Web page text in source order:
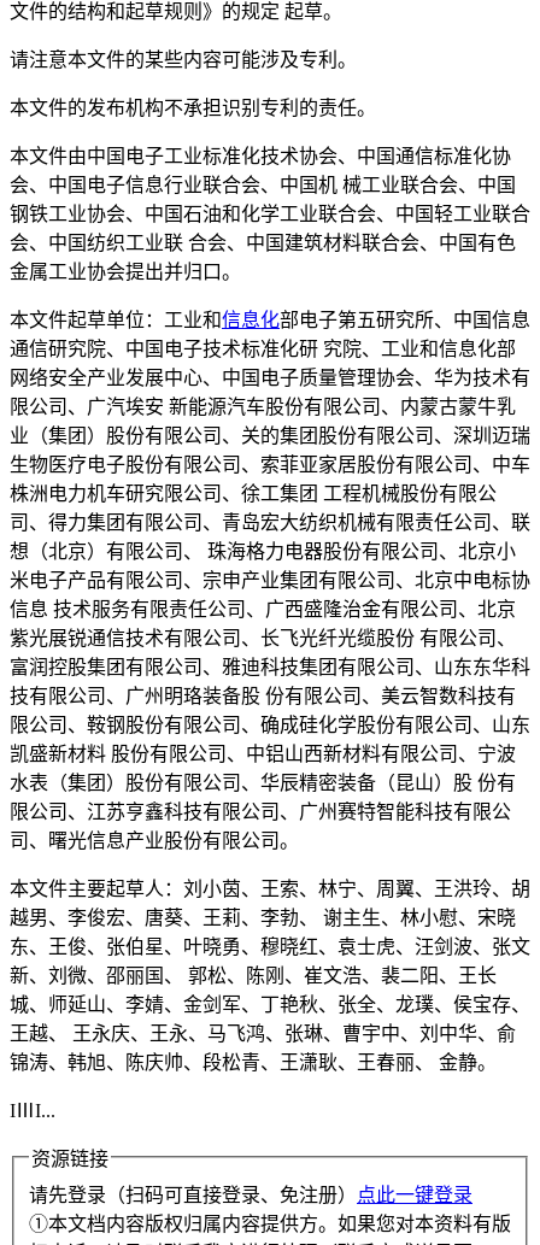
文件的结构和起草规则》的规定 起草。
请注意本文件的某些内容可能涉及专利。
本文件的发布机构不承担识别专利的责任。
本文件由中国电子工业标准化技术协会、中国通信标准化协
会、中国电子信息行业联合会、中国机 械工业联合会、中国
钢铁工业协会、中国石油和化学工业联合会、中国轻工业联合
会、中国纺织工业联 合会、中国建筑材料联合会、中国有色
金属工业协会提出并归口。
本文件起草单位：工业和信息化部电子第五研究所、中国信息
通信研究院、中国电子技术标准化研 究院、工业和信息化部
网络安全产业发展中心、中国电子质量管理协会、华为技术有
限公司、广汽埃安 新能源汽车股份有限公司、内蒙古蒙牛乳
业（集团）股份有限公司、关的集团股份有限公司、深圳迈瑞
生物医疗电子股份有限公司、索菲亚家居股份有限公司、中车
株洲电力机车研究限公司、徐工集团 工程机械股份有限公
司、得力集团有限公司、青岛宏大纺织机械有限责任公司、联
想（北京）有限公司、 珠海格力电器股份有限公司、北京小
米电子产品有限公司、宗申产业集团有限公司、北京中电标协
信息 技术服务有限责任公司、广西盛隆治金有限公司、北京
紫光展锐通信技术有限公司、长飞光纤光缆股份 有限公司、
富润控股集团有限公司、雅迪科技集团有限公司、山东东华科
技有限公司、广州明珞装备股 份有限公司、美云智数科技有
限公司、鞍钢股份有限公司、确成硅化学股份有限公司、山东
凯盛新材料 股份有限公司、中铝山西新材料有限公司、宁波
水表（集团）股份有限公司、华辰精密装备（昆山）股 份有
限公司、江苏亨鑫科技有限公司、广州赛特智能科技有限公
司、曙光信息产业股份有限公司。
本文件主要起草人：刘小茵、王索、林宁、周翼、王洪玲、胡
越男、李俊宏、唐葵、王莉、李勃、 谢主生、林小慰、宋晓
东、王俊、张伯星、叶晓勇、穆晓红、袁士虎、汪剑波、张文
新、刘微、邵丽国、 郭松、陈刚、崔文浩、裴二阳、王长
城、师延山、李婧、金剑军、丁艳秋、张全、龙璞、侯宝存、
王越、 王永庆、王永、马飞鸿、张琳、曹宇中、刘中华、俞
锦涛、韩旭、陈庆帅、段松青、王潇耿、王春丽、 金静。
IⅢI...
资源链接
请先登录（扫码可直接登录、免注册）
点此一键登录
①本文档内容版权归属内容提供方。如果您对本资料有版